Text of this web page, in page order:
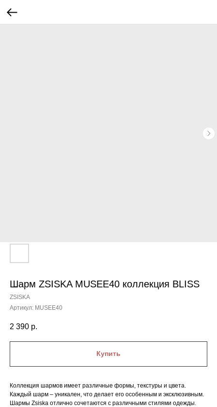
Шарм ZSISKA MUSEE40 коллекция BLISS
ZSISKA
Артикул: MUSEE40
2 390 р.
Купить
Коллекция шармов имеет различные формы, текстуры и цвета.
Каждый шарм – уникален, что делает его особенным и эксклюзивным.
Шармы Zsiska отлично сочетаются с различными стилями одежды.